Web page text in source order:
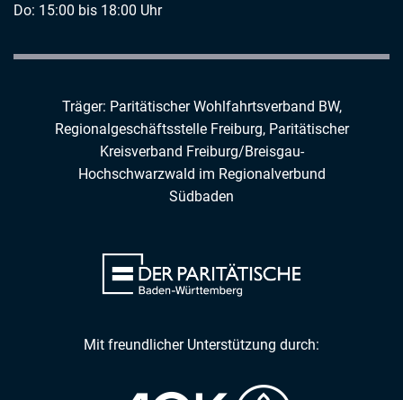
Do: 15:00 bis 18:00 Uhr
Träger: Paritätischer Wohlfahrtsverband BW,
Regionalgeschäftsstelle Freiburg, Paritätischer
Kreisverband Freiburg/Breisgau-
Hochschwarzwald im Regionalverbund
Südbaden
Mit freundlicher Unterstützung durch: